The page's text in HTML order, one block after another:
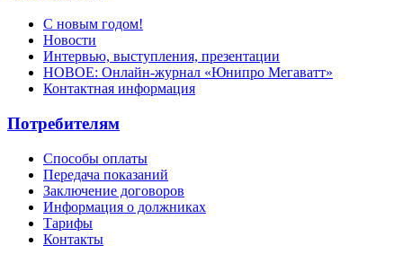
С новым годом!
Новости
Интервью, выступления, презентации
НОВОЕ: Онлайн-журнал «Юнипро Мегаватт»
Контактная информация
Потребителям
Способы оплаты
Передача показаний
Заключение договоров
Информация о должниках
Тарифы
Контакты